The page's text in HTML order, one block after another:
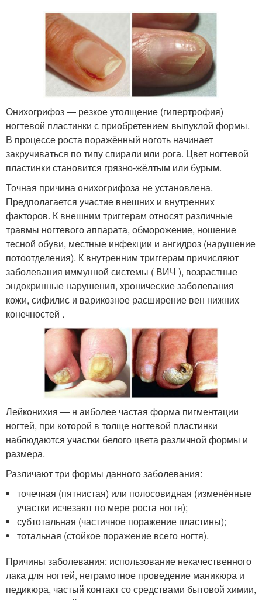
Онихогрифоз — резкое утолщение (гипертрофия)
ногтевой пластинки с приобретением выпуклой формы.
В процессе роста поражённый ноготь начинает
закручиваться по типу спирали или рога. Цвет ногтевой
пластинки становится грязно-жёлтым или бурым.
Точная причина онихогрифоза не установлена.
Предполагается участие внешних и внутренних
факторов. К внешним триггерам относят различные
травмы ногтевого аппарата, обморожение, ношение
тесной обуви, местные инфекции и ангидроз (нарушение
потоотделения). К внутренним триггерам причисляют
заболевания иммунной системы ( ВИЧ ), возрастные
эндокринные нарушения, хронические заболевания
кожи, сифилис и варикозное расширение вен нижних
конечностей .
Лейконихия — н аиболее частая форма пигментации
ногтей, при которой в толще ногтевой пластинки
наблюдаются участки белого цвета различной формы и
размера.
Различают три формы данного заболевания:
точечная (пятнистая) или полосовидная (изменённые
участки исчезают по мере роста ногтя);
субтотальная (частичное поражение пластины);
тотальная (стойкое поражение всего ногтя).
Причины заболевания: использование некачественного
лака для ногтей, неграмотное проведение маникюра и
педикюра, частый контакт со средствами бытовой химии,